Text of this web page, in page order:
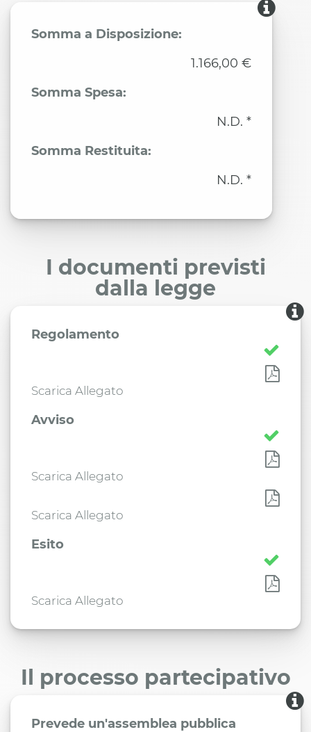
Somma a Disposizione:
1.166,00 €
Somma Spesa:
N.D. *
Somma Restituita:
N.D. *
I documenti previsti
dalla legge
Regolamento
Scarica Allegato
Avviso
Scarica Allegato
Scarica Allegato
Esito
Scarica Allegato
Il processo partecipativo
Prevede un'assemblea pubblica